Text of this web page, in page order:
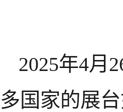
2025年4月
多国家的展